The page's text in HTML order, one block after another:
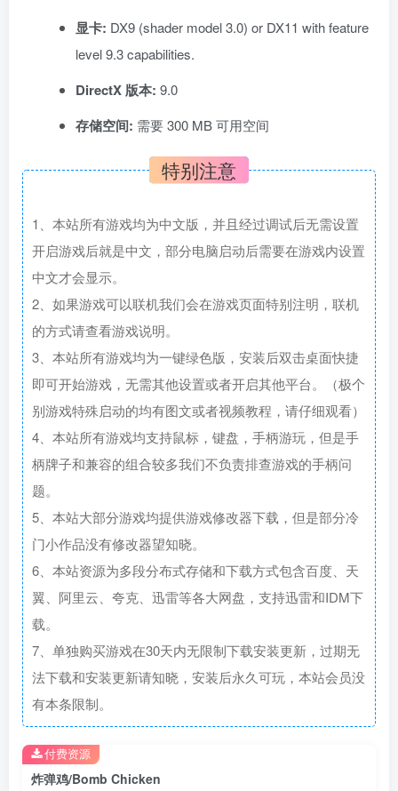
显卡: DX9 (shader model 3.0) or DX11 with feature
level 9.3 capabilities.
DirectX 版本: 9.0
存储空间: 需要 300 MB 可用空间
特别注意
1、本站所有游戏均为中文版，并且经过调试后无需设置
开启游戏后就是中文，部分电脑启动后需要在游戏内设置
中文才会显示。
2、如果游戏可以联机我们会在游戏页面特别注明，联机
的方式请查看游戏说明。
3、本站所有游戏均为一键绿色版，安装后双击桌面快捷
即可开始游戏，无需其他设置或者开启其他平台。（极个
别游戏特殊启动的均有图文或者视频教程，请仔细观看）
4、本站所有游戏均支持鼠标，键盘，手柄游玩，但是手
柄牌子和兼容的组合较多我们不负责排查游戏的手柄问
题。
5、本站大部分游戏均提供游戏修改器下载，但是部分冷
门小作品没有修改器望知晓。
6、本站资源为多段分布式存储和下载方式包含百度、天
翼、阿里云、夸克、迅雷等各大网盘，支持迅雷和IDM下
载。
7、单独购买游戏在30天内无限制下载安装更新，过期无
法下载和安装更新请知晓，安装后永久可玩，本站会员没
有本条限制。
炸弹鸡/Bomb Chicken
付费资源